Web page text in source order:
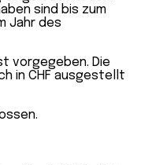
sind bis zum
Jahr des
vorgegeben. Die
in CHF ausgestellt